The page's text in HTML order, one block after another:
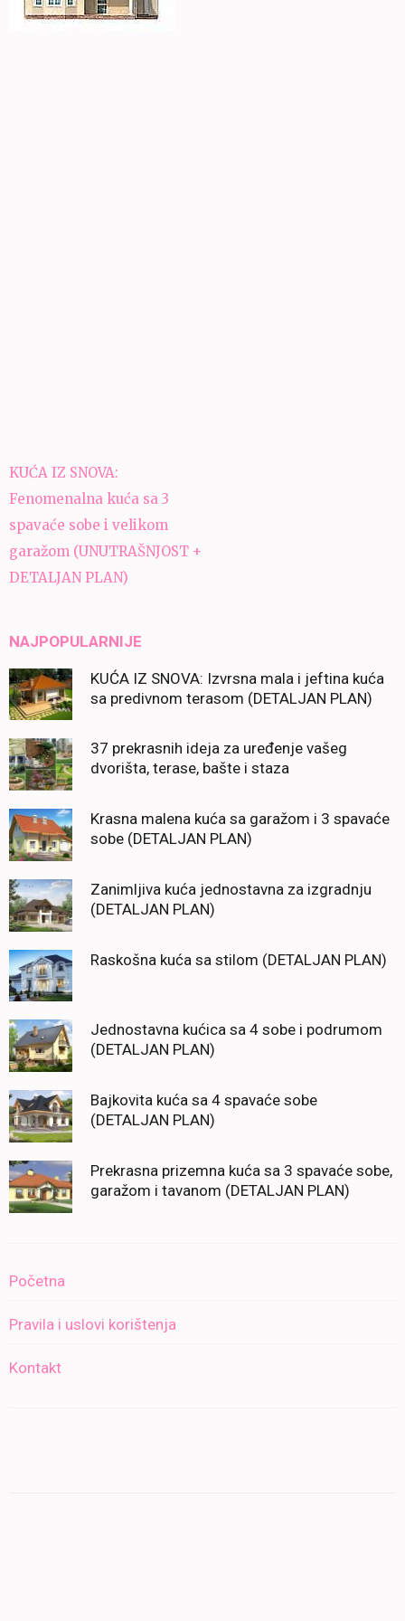
Navigacija
članaka
KUĆA IZ SNOVA:
Fenomenalna kuća sa 3
spavaće sobe i velikom
garažom (UNUTRAŠNJOST +
DETALJAN PLAN)
NAJPOPULARNIJE
KUĆA IZ SNOVA: Izvrsna mala i jeftina kuća
sa predivnom terasom (DETALJAN PLAN)
37 prekrasnih ideja za uređenje vašeg
dvorišta, terase, bašte i staza
Krasna malena kuća sa garažom i 3 spavaće
sobe (DETALJAN PLAN)
Zanimljiva kuća jednostavna za izgradnju
(DETALJAN PLAN)
Raskošna kuća sa stilom (DETALJAN PLAN)
Jednostavna kućica sa 4 sobe i podrumom
(DETALJAN PLAN)
Bajkovita kuća sa 4 spavaće sobe
(DETALJAN PLAN)
Prekrasna prizemna kuća sa 3 spavaće sobe,
garažom i tavanom (DETALJAN PLAN)
Početna
Pravila i uslovi korištenja
Kontakt